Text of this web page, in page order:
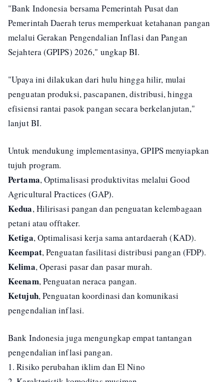
"Bank Indonesia bersama Pemerintah Pusat dan
Pemerintah Daerah terus memperkuat ketahanan pangan
melalui Gerakan Pengendalian Inflasi dan Pangan
Sejahtera (GPIPS) 2026," ungkap BI.
"Upaya ini dilakukan dari hulu hingga hilir, mulai
penguatan produksi, pascapanen, distribusi, hingga
efisiensi rantai pasok pangan secara berkelanjutan,"
lanjut BI.
Untuk mendukung implementasinya, GPIPS menyiapkan
tujuh program.
Pertama, Optimalisasi produktivitas melalui Good
Agricultural Practices (GAP).
Kedua, Hilirisasi pangan dan penguatan kelembagaan
petani atau offtaker.
Ketiga, Optimalisasi kerja sama antardaerah (KAD).
Keempat, Penguatan fasilitasi distribusi pangan (FDP).
Kelima, Operasi pasar dan pasar murah.
Keenam, Penguatan neraca pangan.
Ketujuh, Penguatan koordinasi dan komunikasi
pengendalian inflasi.
Bank Indonesia juga mengungkap empat tantangan
pengendalian inflasi pangan.
1. Risiko perubahan iklim dan El Nino